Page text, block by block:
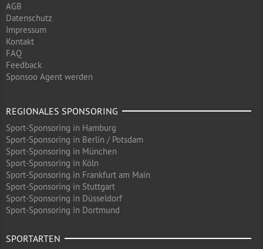
AGB
Datenschutz
Impressum
Kontakt
FAQ
Feedback
Sponsoo Agent werden
REGIONALES SPONSORING
Sport-Sponsoring in Hamburg
Sport-Sponsoring in Berlin / Potsdam
Sport-Sponsoring in München
Sport-Sponsoring in Köln
Sport-Sponsoring in Frankfurt am Main
Sport-Sponsoring in Stuttgart
Sport-Sponsoring in Düsseldorf
Sport-Sponsoring in Dortmund
SPORTARTEN